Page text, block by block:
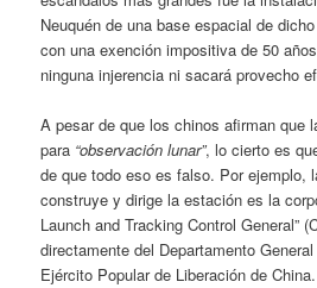
Neuquén de una base espacial de
con una exención impositiva de 50
ninguna injerencia ni sacará provecho
A pesar de que los chinos afirman que
para “observación lunar”, lo cierto es
de que todo eso es falso. Por ejemplo,
construye y dirige la estación es la
Launch and Tracking Control General”
directamente del Departamento
Ejército Popular de Liberación de China.